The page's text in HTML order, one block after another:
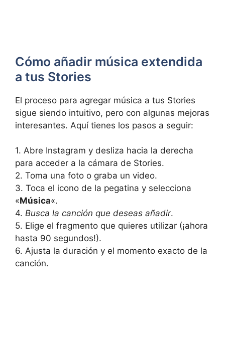
Cómo añadir música extendida
a tus Stories
El proceso para agregar música a tus Stories
sigue siendo intuitivo, pero con algunas mejoras
interesantes. Aquí tienes los pasos a seguir:
1. Abre Instagram y desliza hacia la derecha
para acceder a la cámara de Stories.
2. Toma una foto o graba un video.
3. Toca el icono de la pegatina y selecciona
«Música«.
4. Busca la canción que deseas añadir.
5. Elige el fragmento que quieres utilizar (¡ahora
hasta 90 segundos!).
6. Ajusta la duración y el momento exacto de la
canción.